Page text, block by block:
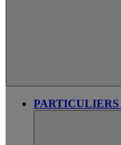
PARTICULIERS